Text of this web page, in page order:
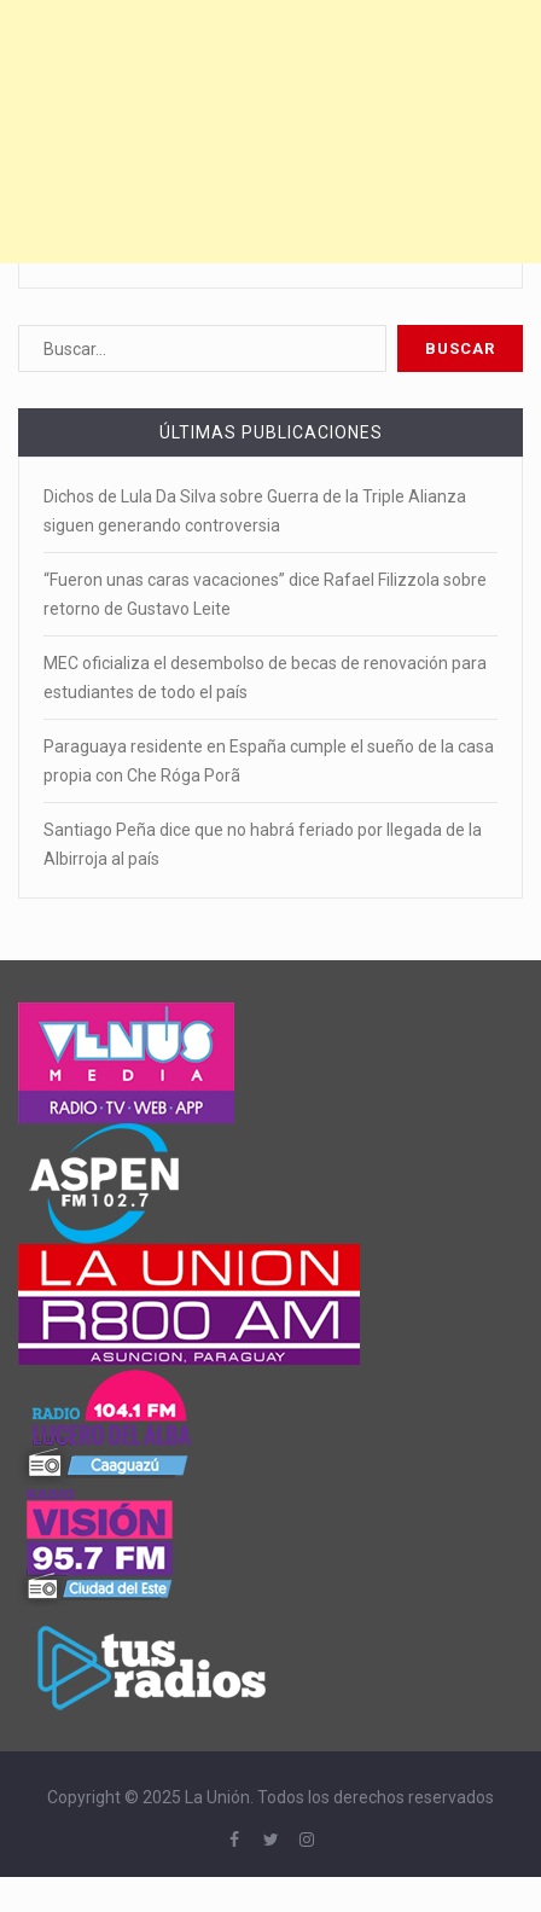
ÚLTIMAS PUBLICACIONES
Dichos de Lula Da Silva sobre Guerra de la Triple Alianza
siguen generando controversia
“Fueron unas caras vacaciones” dice Rafael Filizzola sobre
retorno de Gustavo Leite
MEC oficializa el desembolso de becas de renovación para
estudiantes de todo el país
Paraguaya residente en España cumple el sueño de la casa
propia con Che Róga Porã
Santiago Peña dice que no habrá feriado por llegada de la
Albirroja al país
Copyright © 2025 La Unión. Todos los derechos reservados